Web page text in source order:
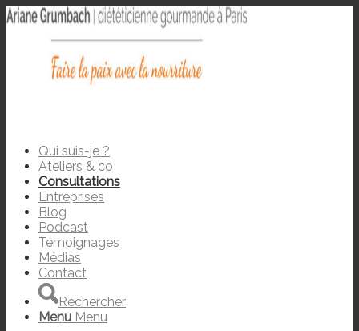
Qui suis-je ?
Ateliers & co
Consultations
Entreprises
Blog
Podcast
Témoignages
Médias
Contact
Rechercher
Menu Menu